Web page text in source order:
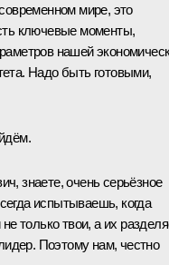
мире, это
ключевые моменты,
нашей
Надо быть готовыми,
знаете, очень серьёзное
испытываешь, когда
только твои, а их
Поэтому нам, честно